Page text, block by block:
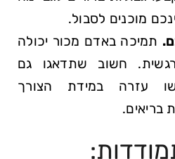
מוכנים לסבול.
תמיכה באדם מכור יכולה
חשוב שתדאגו גם
עזרה במידת הצורך
בריאים.